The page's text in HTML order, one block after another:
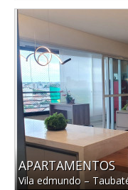
APARTAMENTOS
Vila edmundo–